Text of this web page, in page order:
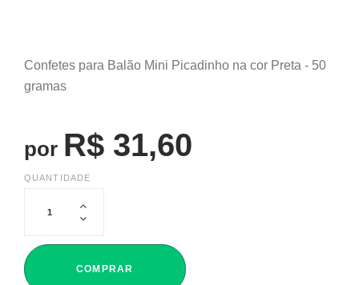
Confetes para Balão Mini Picadinho na cor Preta - 50
gramas
por R$ 31,60
QUANTIDADE
COMPRAR